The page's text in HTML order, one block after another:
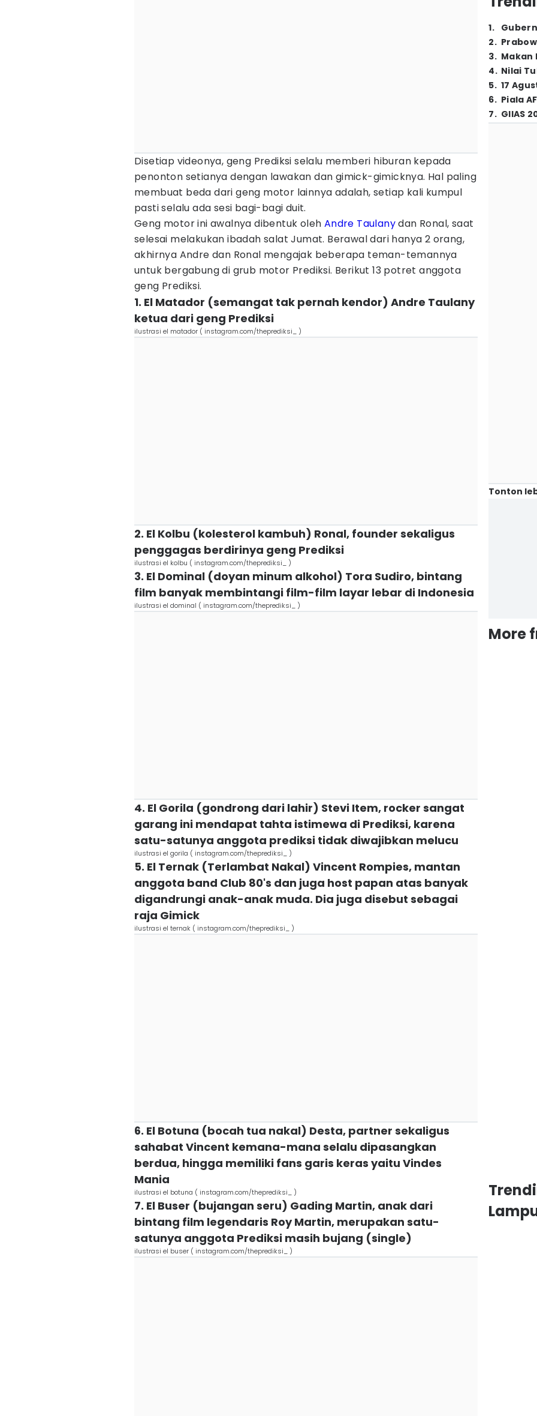
Disetiap videonya, geng Prediksi selalu memberi hiburan kepada
penonton setianya dengan lawakan dan gimick-gimicknya. Hal paling
membuat beda dari geng motor lainnya adalah, setiap kali kumpul
pasti selalu ada sesi bagi-bagi duit.
Geng motor ini awalnya dibentuk oleh Andre Taulanydan Ronal, saat
selesai melakukan ibadah salat Jumat. Berawal dari hanya 2 orang,
akhirnya Andre dan Ronal mengajak beberapa teman-temannya
untuk bergabung di grub motor Prediksi. Berikut 13 potret anggota
geng Prediksi.
1. El Matador (semangat tak pernah kendor) Andre Taulany
ketua dari geng Prediksi
ilustrasi el matador ( instagram.com/theprediksi_ )
2. El Kolbu (kolesterol kambuh) Ronal, founder sekaligus
penggagas berdirinya geng Prediksi
ilustrasi el kolbu ( instagram.com/theprediksi_ )
3. El Dominal (doyan minum alkohol) Tora Sudiro, bintang
film banyak membintangi film-film layar lebar di Indonesia
ilustrasi el dominal ( instagram.com/theprediksi_ )
4. El Gorila (gondrong dari lahir) Stevi Item, rocker sangat
garang ini mendapat tahta istimewa di Prediksi, karena
satu-satunya anggota prediksi tidak diwajibkan melucu
ilustrasi el gorila ( instagram.com/theprediksi_ )
5. El Ternak (Terlambat Nakal) Vincent Rompies, mantan
anggota band Club 80's dan juga host papan atas banyak
digandrungi anak-anak muda. Dia juga disebut sebagai
raja Gimick
ilustrasi el ternak ( instagram.com/theprediksi_ )
6. El Botuna (bocah tua nakal) Desta, partner sekaligus
sahabat Vincent kemana-mana selalu dipasangkan
berdua, hingga memiliki fans garis keras yaitu Vindes
Mania
ilustrasi el botuna ( instagram.com/theprediksi_ )
7. El Buser (bujangan seru) Gading Martin, anak dari
bintang film legendaris Roy Martin, merupakan satu-
satunya anggota Prediksi masih bujang (single)
ilustrasi el buser ( instagram.com/theprediksi_ )
1.
2.
3. Makan
4. Nilai
5. 17
6. Piala
7. GIIAS
Tonton
More